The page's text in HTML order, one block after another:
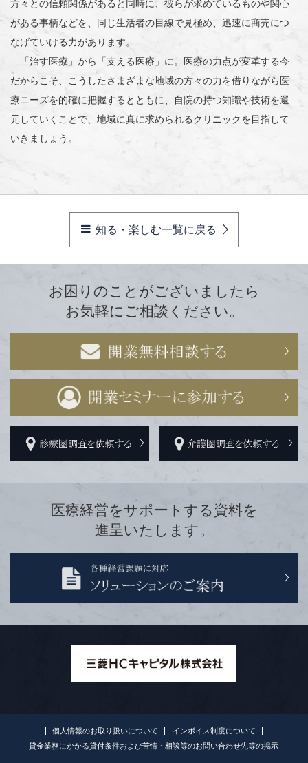
方々との信頼関係があると同時に、彼らが求めているものや関心
がある事柄などを、同じ生活者の目線で見極め、迅速に商売につ
なげていける力があります。
「治す医療」から「支える医療」に。医療の力点が変革する今
だからこそ、こうしたさまざまな地域の方々の力を借りながら医
療ニーズを的確に把握するとともに、自院の持つ知識や技術を還
元していくことで、地域に真に求められるクリニックを目指して
いきましょう。
知る・楽しむ一覧に戻る
お困りのことがございましたら
お気軽にご相談ください。
医療経営をサポートする資料を
進呈いたします。
個人情報のお取り扱いについて
インボイス制度について
貸金業務にかかる貸付条件および苦情・相談等のお問い合わせ先等の掲示